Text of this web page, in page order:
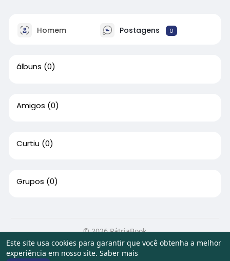
Este site usa cookies para garantir que você obtenha a melhor
experiência em nosso site. Saber mais
Homem Postagens 0
álbuns (0)
Amigos (0)
Curtiu (0)
Grupos (0)
© 2026 PátriaBook
Início
Sobre Contato Privacidade
Termos de Uso
Artigos